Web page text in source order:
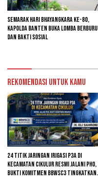
Semarak Hari Bhayangkara ke-80,
Kapolda Banten Buka Lomba Berburu
dan Bakti Sosial
Rekomendasi untuk kamu
24 Titik Jaringan Irigasi P3A di
Kecamatan Cikulur Resmi Jalani PHO,
Bukti Komitmen BBWSC3 Tingkatkan